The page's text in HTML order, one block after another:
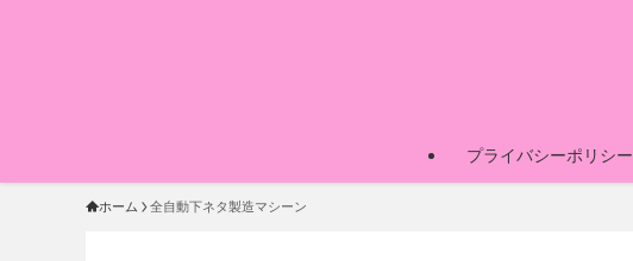
プライバシーポリシー
ホーム 全自動下ネタ製造マシーン